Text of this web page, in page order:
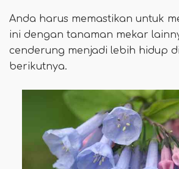
Anda harus memastikan untuk
ini dengan tanaman mekar
cenderung menjadi lebih hidup
berikutnya.